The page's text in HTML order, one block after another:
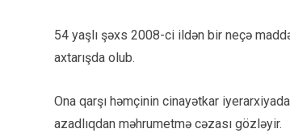
54 yaşlı şəxs 2008-ci ildən bir neçə
axtarışda olub.
Ona qarşı həmçinin cinayətkar
azadlıqdan məhrumetmə cəzası gözləyir.